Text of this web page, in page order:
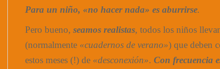
Para un niño, «no hacer nada» es aburrirse.
Pero bueno, seamos realistas, todos los niños
(normalmente «cuadernos de verano») que deben
estos meses (!) de «desconexión». Con frecuencia